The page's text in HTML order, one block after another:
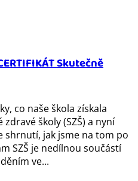
Skutečně
co naše škola získala
školy (SZŠ) a nyní
shrnutí, jak jsme na tom po
SZŠ je nedílnou součástí
ve...